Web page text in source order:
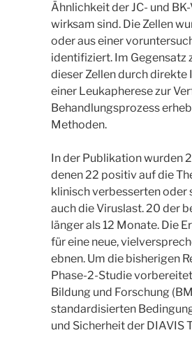
Ähnlichkeit der JC- und
wirksam sind. Die Zellen
oder aus einer
identifiziert. Im Gegensatz
dieser Zellen durch direkte
einer Leukapherese zur
Behandlungsprozess
Methoden.
In der Publikation wurden
denen 22 positiv auf die
klinisch verbesserten oder
auch die Viruslast. 20 der
länger als 12 Monate. Die
für eine neue,
ebnen. Um die bisherigen
Phase-2-Studie
Bildung und Forschung
standardisierten
und Sicherheit der DIAVIS